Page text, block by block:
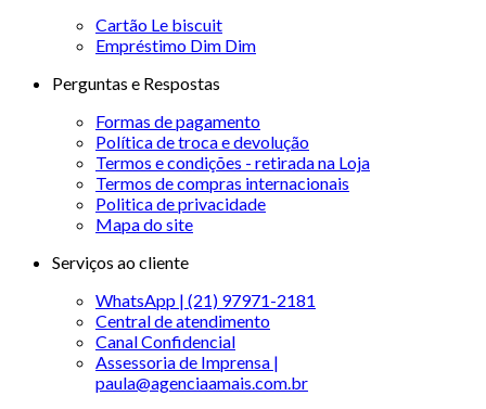
Cartão Le biscuit
Empréstimo Dim Dim
Perguntas e Respostas
Formas de pagamento
Política de troca e devolução
Termos e condições - retirada na Loja
Termos de compras internacionais
Politica de privacidade
Mapa do site
Serviços ao cliente
WhatsApp | (21) 97971-2181
Central de atendimento
Canal Confidencial
Assessoria de Imprensa |
paula@agenciaamais.com.br